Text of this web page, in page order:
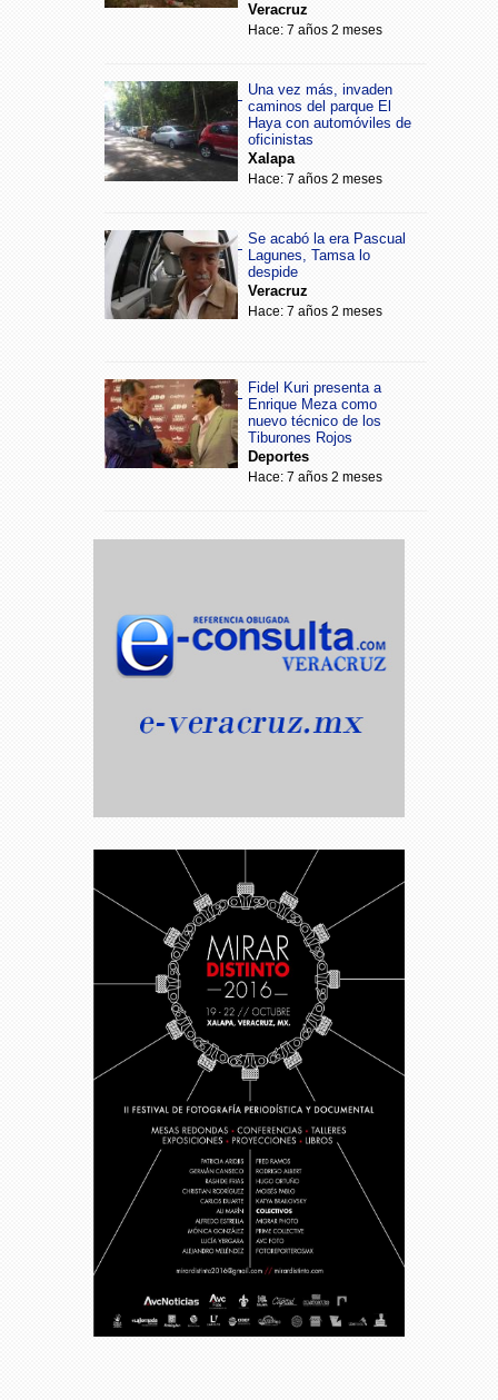
Veracruz
Hace: 7 años 2 meses
Una vez más, invaden
caminos del parque El
Haya con automóviles de
oficinistas
Xalapa
Hace: 7 años 2 meses
Se acabó la era Pascual
Lagunes, Tamsa lo
despide
Veracruz
Hace: 7 años 2 meses
Fidel Kuri presenta a
Enrique Meza como
nuevo técnico de los
Tiburones Rojos
Deportes
Hace: 7 años 2 meses